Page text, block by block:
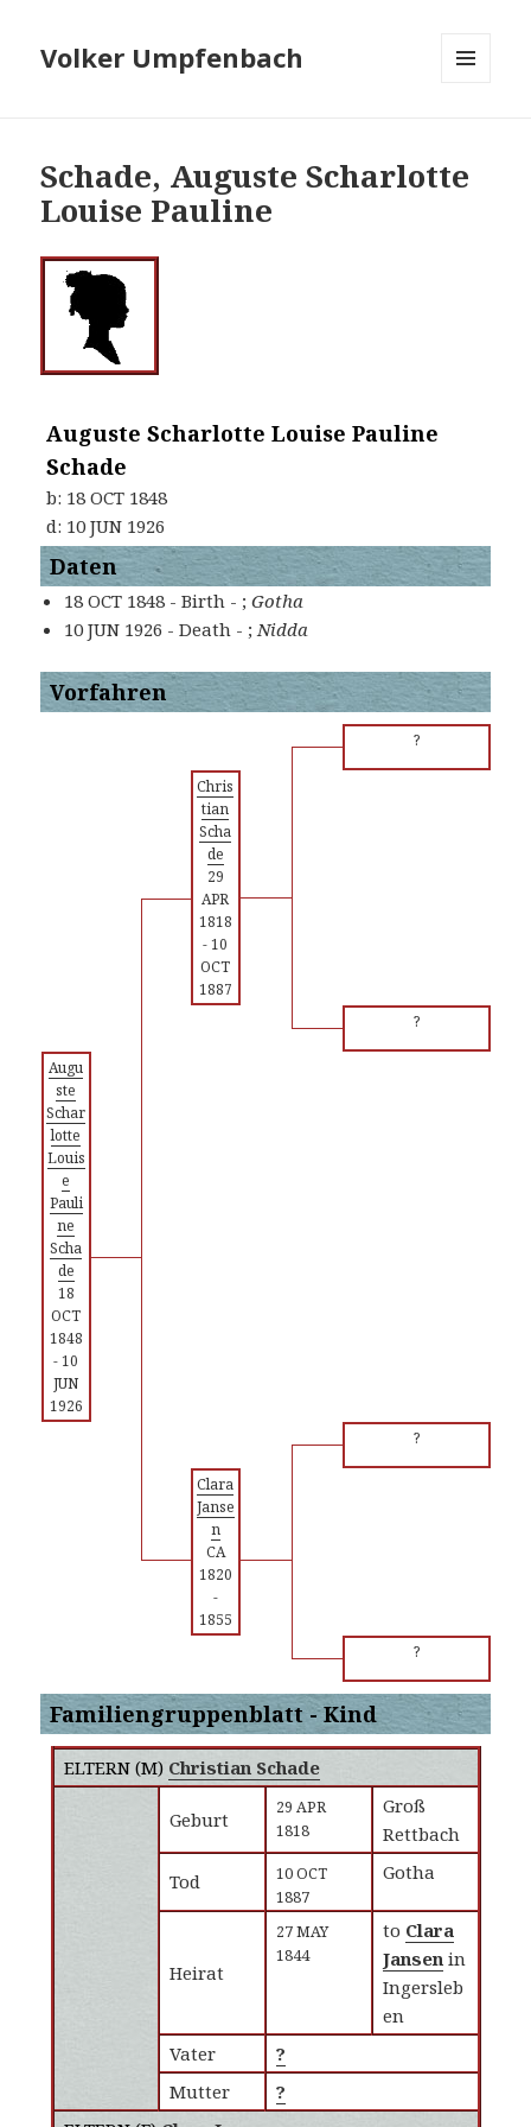
Volker Umpfenbach
Schade, Auguste Scharlotte
Louise Pauline
Auguste Scharlotte Louise Pauline
Schade
b: 18 OCT 1848
d: 10 JUN 1926
Daten
18 OCT 1848 - Birth - ;Gotha
10 JUN 1926 - Death - ;Nidda
Vorfahren
?
Chris
tian
Scha
de
29
APR
1818
-10
OCT
1887
?
Augu
ste
Schar
lotte
Louis
e
Pauli
ne
Scha
de
18
OCT
1848
-10
JUN
1926
?
Clara
Janse
n
CA
1820
-
1855
?
Familiengruppenblatt - Kind
ELTERN (M) Christian Schade
Geburt
29 APR
1818
Groß
Rettbach
Tod
10 OCT
1887
Gotha
Heirat
27 MAY
1844
to Clara
Jansen in
Ingersleb
en
Vater
?
Mutter
?